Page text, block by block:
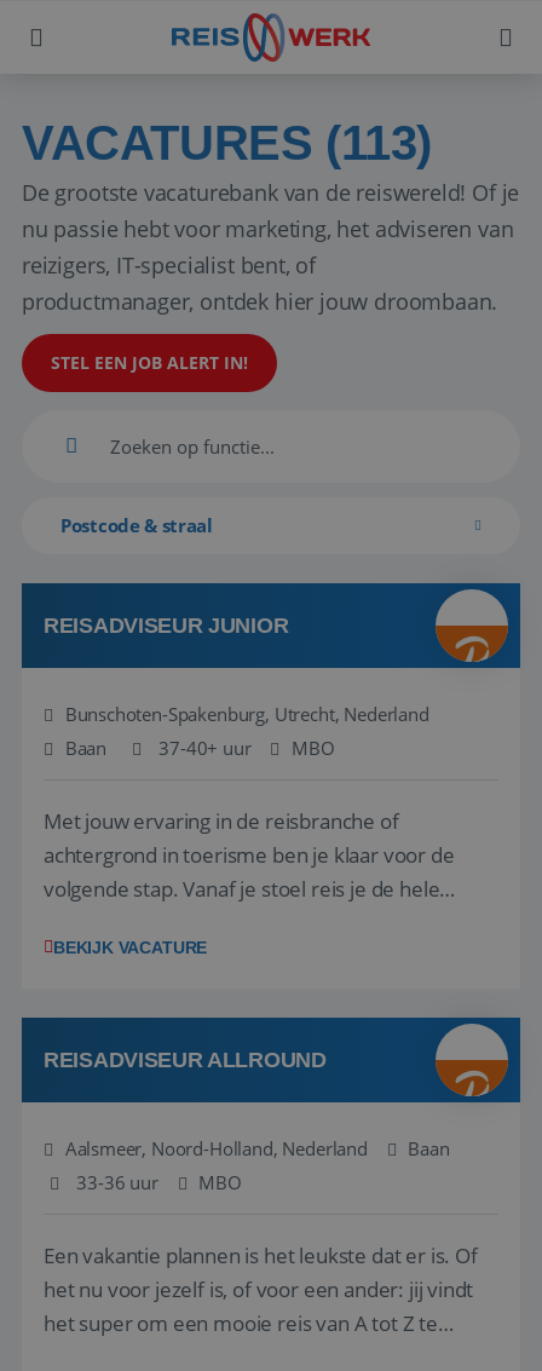
VACATURES (113)
De grootste vacaturebank van de reiswereld! Of je
nu passie hebt voor marketing, het adviseren van
reizigers, IT-specialist bent, of
productmanager, ontdek hier jouw droombaan.
STEL EEN JOB ALERT IN!
Postcode & straal
REISADVISEUR JUNIOR
Bunschoten-Spakenburg, Utrecht, Nederland
Baan
37-40+ uur MBO
Met jouw ervaring in de reisbranche of
achtergrond in toerisme ben je klaar voor de
volgende stap. Vanaf je stoel reis je de hele
wensen van je team, je klant en wat er in de
klanten te overtuigen om die droomreis te
boeken! ...
BEKIJK VACATURE
REISADVISEUR ALLROUND
Aalsmeer, Noord-Holland, Nederland
Baan
33-36 uur
MBO
Een vakantie plannen is het leukste dat er is. Of
het nu voor jezelf is, of voor een ander: jij vindt
het super om een mooie reis van A tot Z te